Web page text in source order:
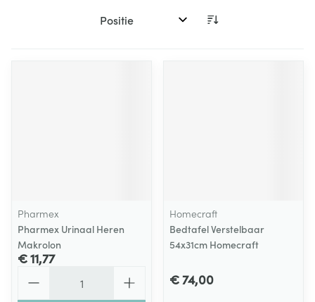
Sorteer op:
Pharmex
Pharmex Urinaal Heren
Makrolon
€ 11,77
Homecraft
Bedtafel Verstelbaar
54x31cm Homecraft
€ 74,00